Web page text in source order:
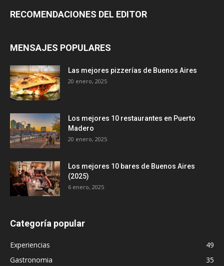
RECOMENDACIONES DEL EDITOR
MENSAJES POPULARES
Las mejores pizzerías de Buenos Aires
20 enero, 2025
Los mejores 10 restaurantes en Puerto
Madero
20 enero, 2025
Los mejores 10 bares de Buenos Aires
(2025)
6 enero, 2025
Categoría popular
Experiencias
49
Gastronomia
35